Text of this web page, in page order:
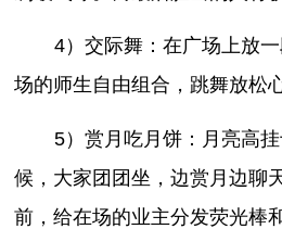
4）交际舞：在广场上放
场的师生自由组合，跳舞放松
5）赏月吃月饼：月亮高
候，大家团团坐，边赏月边聊
前，给在场的业主分发荧光棒